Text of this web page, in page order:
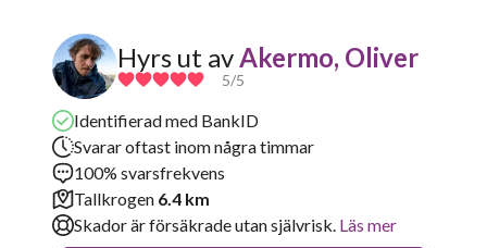
Hyrs ut av Akermo, Oliver
5/5
Identifierad med BankID
Svarar oftast inom några timmar
100% svarsfrekvens
Tallkrogen 6.4 km
Skador är försäkrade utan självrisk. Läs mer